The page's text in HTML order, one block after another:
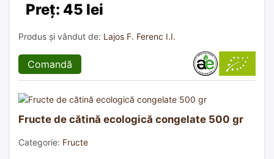
Preț: 45 lei
Produs și vândut de: Lajos F. Ferenc I.I.
Comandă
Fructe de cătină ecologică congelate 500 gr
Categorie: Fructe